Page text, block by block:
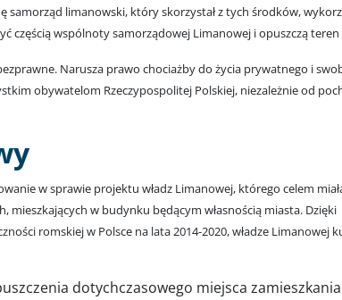
samorząd limanowski, który skorzystał z tych środków,
częścią wspólnoty samorządowej Limanowej i opuszczą
Narusza prawo chociażby do życia prywatnego i
obywatelom Rzeczypospolitej Polskiej, niezależnie od
w sprawie projektu władz Limanowej, którego celem
mieszkających w budynku będącym własnością miasta.
romskiej w Polsce na lata 2014-2020, władze Limanowej
dotychczasowego miejsca